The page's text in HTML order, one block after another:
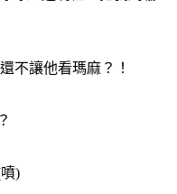
不讓他看瑪麻？！
)